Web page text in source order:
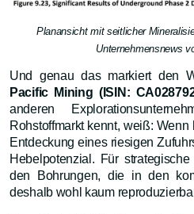
Planansicht mit seitlicher
Unternehmensnews
Und genau das markiert den
Pacific Mining (ISIN:
anderen
Rohstoffmarkt kennt, weiß:
Entdeckung eines riesigen
Hebelpotenzial. Für
den Bohrungen, die in den
deshalb wohl kaum